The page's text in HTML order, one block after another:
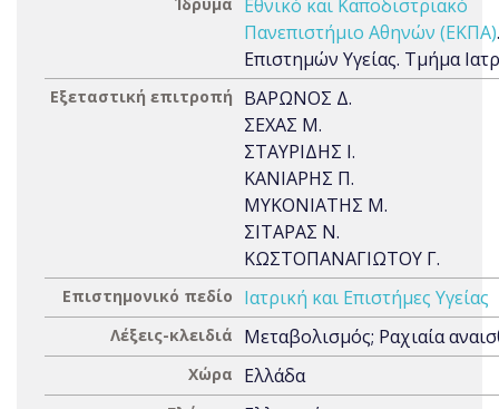
Εθνικό και Καποδιστριακό
Πανεπιστήμιο Αθηνών (ΕΚΠΑ)
Επιστημών Υγείας. Τμήμα
Εξεταστική επιτροπή
ΒΑΡΩΝΟΣ Δ.
ΣΕΧΑΣ Μ.
ΣΤΑΥΡΙΔΗΣ Ι.
ΚΑΝΙΑΡΗΣ Π.
ΜΥΚΟΝΙΑΤΗΣ Μ.
ΣΙΤΑΡΑΣ Ν.
ΚΩΣΤΟΠΑΝΑΓΙΩΤΟΥ Γ.
Επιστημονικό πεδίο Ιατρική και Επιστήμες Υγείας
Λέξεις-κλειδιά Μεταβολισμός; Ραχιαία
Χώρα Ελλάδα